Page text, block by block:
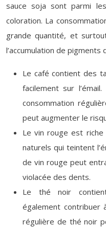
sauce soja sont parmi
coloration. La
grande quantité, et
l’accumulation de pigments
Le café contient des
facilement sur
consommation
peut augmenter le
Le vin rouge est riche
naturels qui teintent
de vin rouge peut
violacée des dents.
Le thé noir
également contribuer
régulière de thé noir